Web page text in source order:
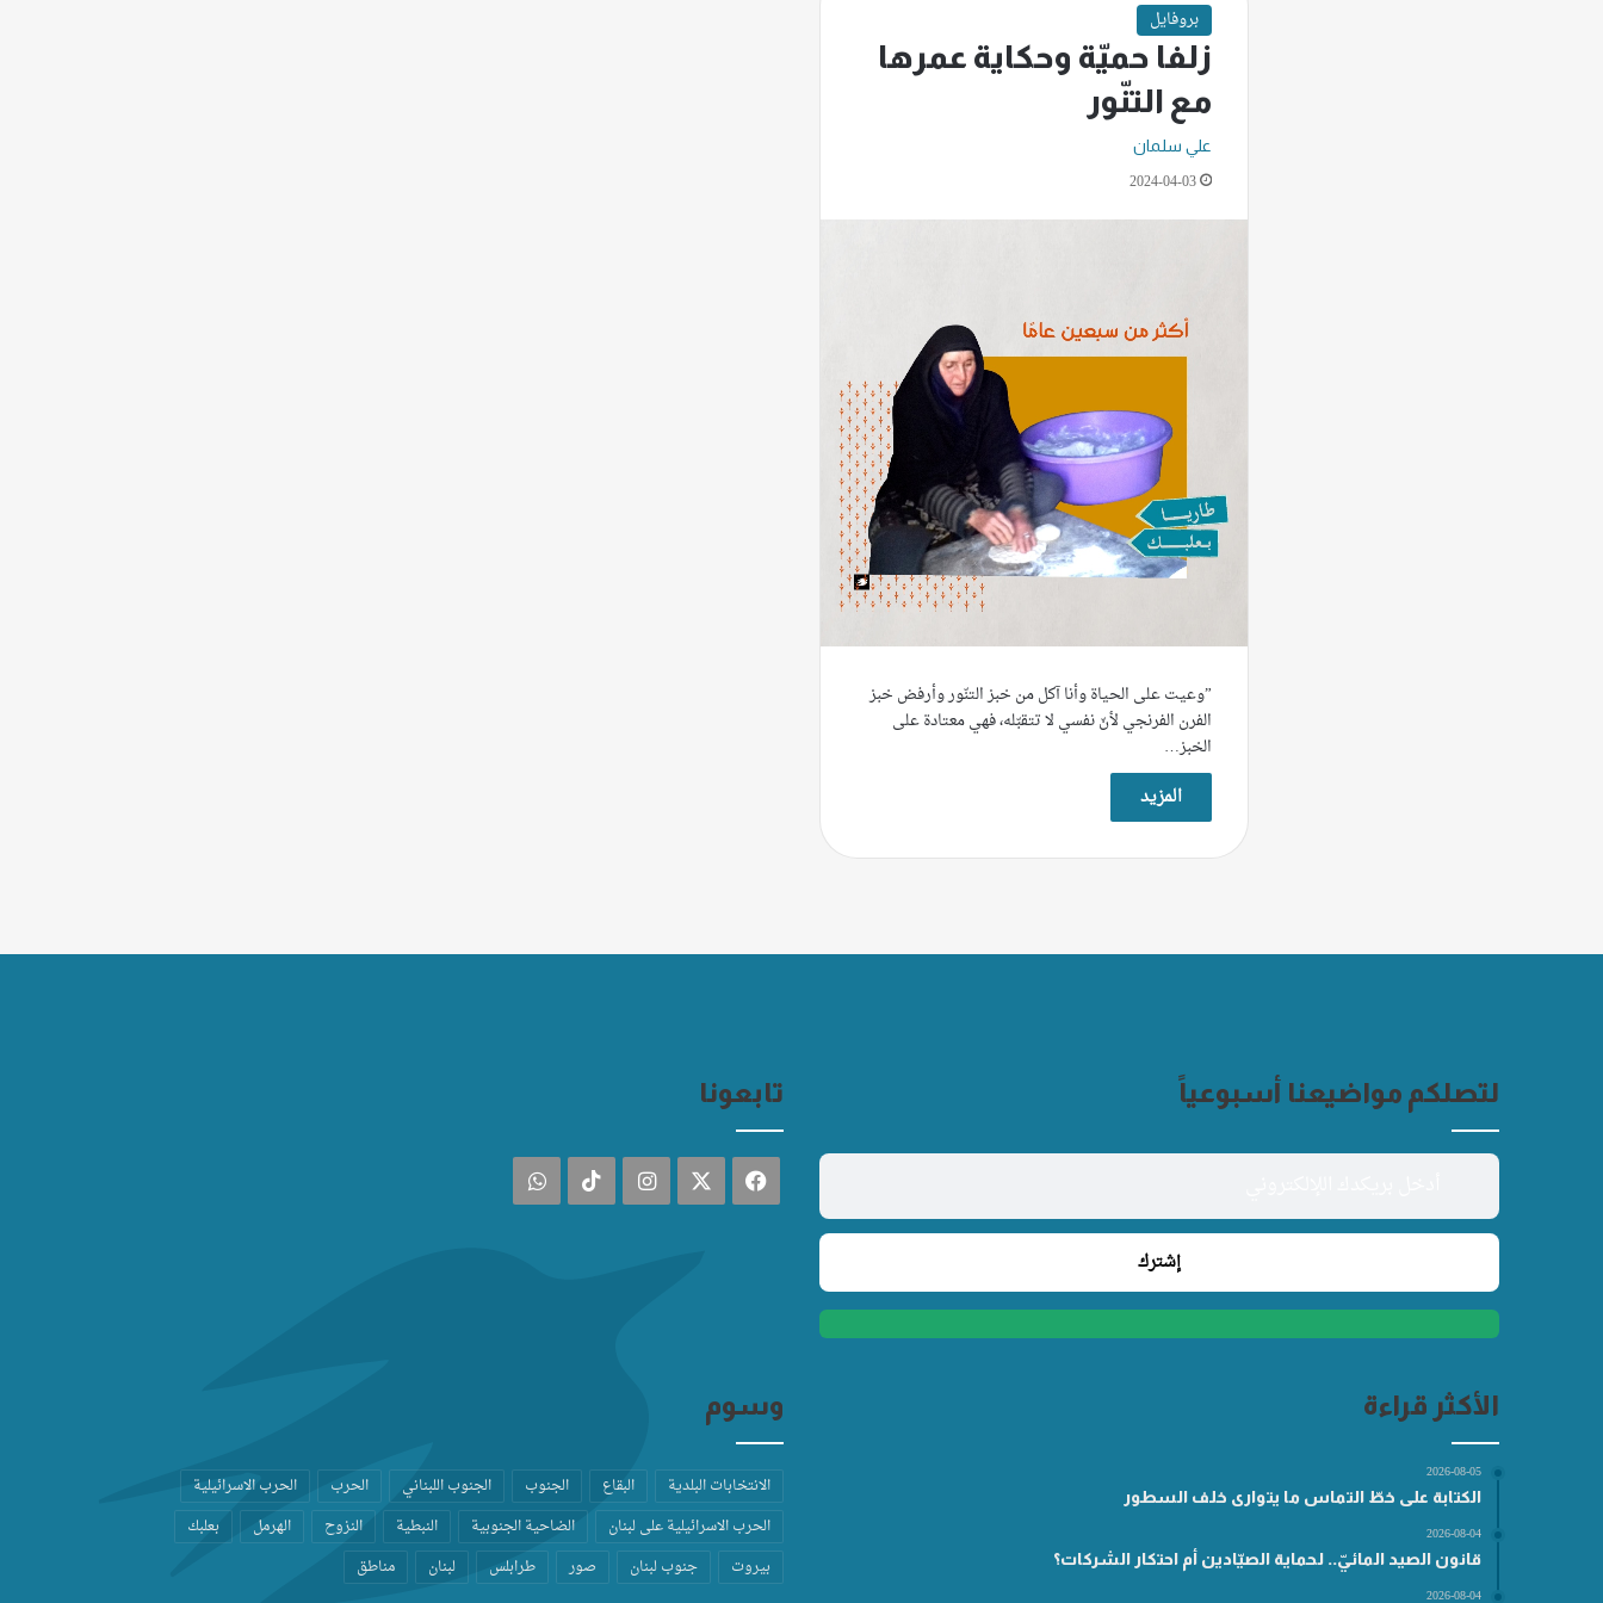
بروفايل
زلفا حميّة وحكاية عمرها
مع التنّور
علي سلمان
2024-04-03
”وعيت على الحياة وأنا آكل من خبز التنّور وأرفض خبز
الفرن الفرنجي لأنّ نفسي لا تتقبّله، فهي معتادة على
الخبز…
المزيد
لتصلكم مواضيعنا أسبوعياً تابعونا
فيسبوك انستقرام ‫TikTokواتساب
الأكثر قراءة
2026-08-05
الكتابة على خطّ التماس ما يتوارى خلف السطور
2026-08-04
قانون الصيد المائيّ.. لحماية الصيّادين أم احتكار الشركات؟
2026-08-04
وسوم
الانتخابات البلدية البقاع الجنوب الجنوب اللبناني الحرب
الحرب الاسرائيلية
الحرب الاسرائيلية على لبنان
الضاحية الجنوبية النبطية النزوح الهرمل
بعلبك
بيروت
جنوب لبنان صور طرابلس لبنان مناطق